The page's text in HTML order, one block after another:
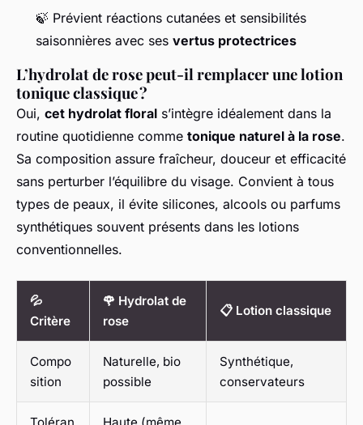
🍃 Prévient réactions cutanées et sensibilités
saisonnières avec ses vertus protectrices
L’hydrolat de rose peut-il remplacer une lotion
tonique classique ?
Oui, cet hydrolat floral s’intègre idéalement dans la
routine quotidienne comme tonique naturel à la rose.
Sa composition assure fraîcheur, douceur et efficacité
sans perturber l’équilibre du visage. Convient à tous
types de peaux, il évite silicones, alcools ou parfums
synthétiques souvent présents dans les lotions
conventionnelles.
💦
Critère
🌹 Hydrolat de
rose
📋 Lotion classique
Compo
sition
Naturelle, bio
possible
Synthétique,
conservateurs